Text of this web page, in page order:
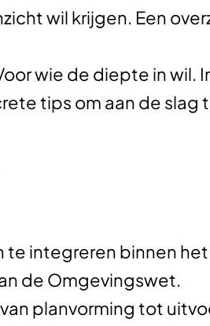
wil krijgen. Een
wie de diepte in
tips om aan de slag
te integreren binnen
de Omgevingswet.
planvorming tot